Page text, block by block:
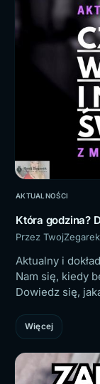
AKTUALNOŚCI
Która godzina?
Przez
Aktualny i
Nam się, kiedy
Dowiedz się,
Więcej